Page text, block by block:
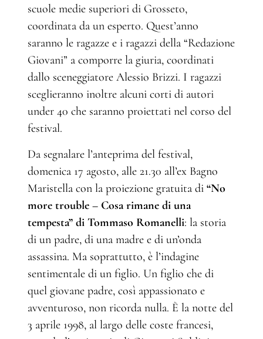
scuole medie superiori di Grosseto,
coordinata da un esperto. Quest’anno
saranno le ragazze e i ragazzi della “Redazione
Giovani” a comporre la giuria, coordinati
dallo sceneggiatore Alessio Brizzi. I ragazzi
sceglieranno inoltre alcuni corti di autori
under 40 che saranno proiettati nel corso del
festival.
Da segnalare l’anteprima del festival,
domenica 17 agosto, alle 21.30 all’ex Bagno
Maristella con la proiezione gratuita di “No
more trouble – Cosa rimane di una
tempesta” di Tommaso Romanelli: la storia
di un padre, di una madre e di un’onda
assassina. Ma soprattutto, è l’indagine
sentimentale di un figlio. Un figlio che di
quel giovane padre, così appassionato e
avventuroso, non ricorda nulla. È la notte del
3 aprile 1998, al largo delle coste francesi,